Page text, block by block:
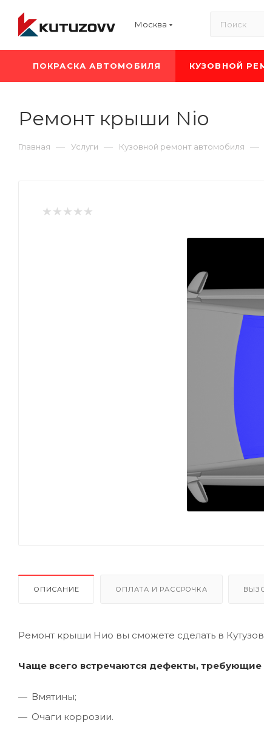
Москва
ПОКРАСКА АВТОМОБИЛЯ КУЗОВНОЙ
Ремонт крыши Nio
Главная — Услуги — Кузовной ремонт автомобиля —
ОПИСАНИЕ ОПЛАТА И РАССРОЧКА
Ремонт крыши Нио вы сможете сделать в
Чаще всего встречаются дефекты, требующие
Вмятины;
Очаги коррозии.